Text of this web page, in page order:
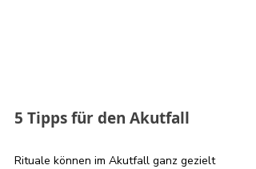
5 Tipps für den Akutfall
Rituale können im Akutfall ganz gezielt